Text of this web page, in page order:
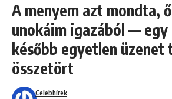
A menyem azt mondta,
unokáim igazából — egy
később egyetlen üzenet
összetört
Celebhírek